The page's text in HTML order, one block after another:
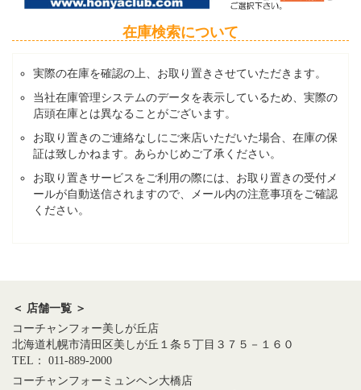
在庫検索について
実際の在庫を確認の上、お取り置きさせていただきます。
当社在庫管理システムのデータを表示しているため、実際の
店頭在庫とは異なることがございます。
お取り置きのご連絡なしにご来店いただいた場合、在庫の保
証は致しかねます。あらかじめご了承ください。
お取り置きサービスをご利用の際には、お取り置きの受付メ
ールが自動送信されますので、メール内の注意事項をご確認
ください。
＜ 店舗一覧 ＞
コーチャンフォー美しが丘店
北海道札幌市清田区美しが丘１条５丁目３７５－１６０
TEL： 011-889-2000
コーチャンフォーミュンヘン大橋店